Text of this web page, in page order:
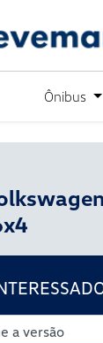
Ônibus